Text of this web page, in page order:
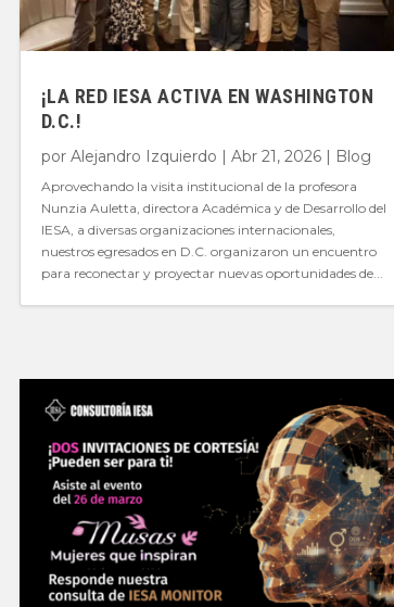
¡LA RED IESA ACTIVA EN WASHINGTON
D.C.!
por Alejandro Izquierdo | Abr 21, 2026| Blog
Aprovechando la visita institucional de la profesora
Nunzia Auletta, directora Académica y de Desarrollo del
IESA, a diversas organizaciones internacionales,
nuestros egresados en D.C. organizaron un encuentro
para reconectar y proyectar nuevas oportunidades de...